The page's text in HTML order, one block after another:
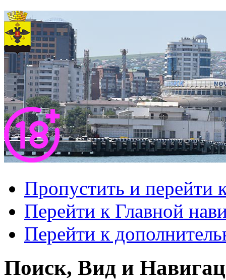
Пропустить и перейти
Перейти к Главной
Перейти к
Поиск, Вид и